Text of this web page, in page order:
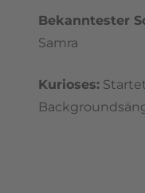
Bekanntester
Samra
Kurioses: